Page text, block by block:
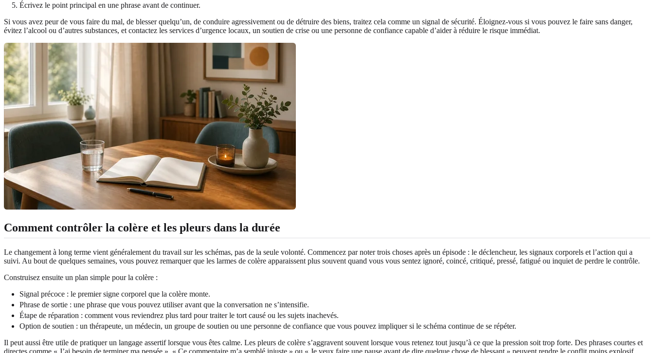
Écrivez le point principal en une phrase avant de continuer.
Si vous avez peur de vous faire du mal, de blesser quelqu’un, de conduire agressivement ou de détruire des biens, traitez cela comme un signal de sécurité. Éloignez-vous si vous pouvez le faire sans danger,
évitez l’alcool ou d’autres substances, et contactez les services d’urgence locaux, un soutien de crise ou une personne de confiance capable d’aider à réduire le risque immédiat.
Comment contrôler la colère et les pleurs dans la durée
Le changement à long terme vient généralement du travail sur les schémas, pas de la seule volonté. Commencez par noter trois choses après un épisode : le déclencheur, les signaux corporels et l’action qui a
suivi. Au bout de quelques semaines, vous pouvez remarquer que les larmes de colère apparaissent plus souvent quand vous vous sentez ignoré, coincé, critiqué, pressé, fatigué ou inquiet de perdre le contrôle.
Construisez ensuite un plan simple pour la colère :
Signal précoce : le premier signe corporel que la colère monte.
Phrase de sortie : une phrase que vous pouvez utiliser avant que la conversation ne s’intensifie.
Étape de réparation : comment vous reviendrez plus tard pour traiter le tort causé ou les sujets inachevés.
Option de soutien : un thérapeute, un médecin, un groupe de soutien ou une personne de confiance que vous pouvez impliquer si le schéma continue de se répéter.
Il peut aussi être utile de pratiquer un langage assertif lorsque vous êtes calme. Les pleurs de colère s’aggravent souvent lorsque vous retenez tout jusqu’à ce que la pression soit trop forte. Des phrases courtes et
directes comme « J’ai besoin de terminer ma pensée », « Ce commentaire m’a semblé injuste » ou « Je veux faire une pause avant de dire quelque chose de blessant » peuvent rendre le conflit moins explosif.